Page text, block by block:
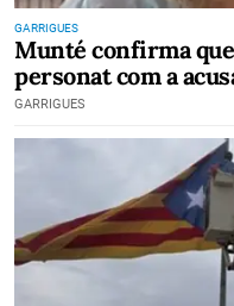
GARRIGUES
Munté confirma
personat com a
GARRIGUES